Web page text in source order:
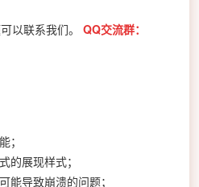
以联系我们。
QQ交流群：
；
的展现样式；
能导致崩溃的问题；